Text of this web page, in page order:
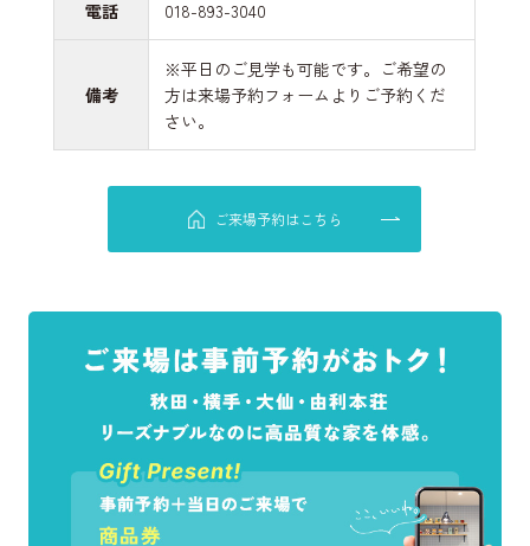
電話 018-893-3040
備考
※平日のご見学も可能です。ご希望の
方は来場予約フォームよりご予約くだ
さい。
ご来場予約はこちら